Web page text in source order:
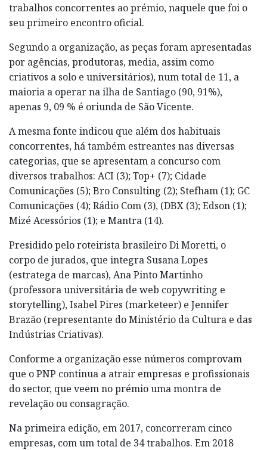
trabalhos concorrentes ao prémio, naquele que foi o
seu primeiro encontro oficial.
Segundo a organização, as peças foram apresentadas
por agências, produtoras, media, assim como
criativos a solo e universitários), num total de 11, a
maioria a operar na ilha de Santiago (90, 91%),
apenas 9, 09 % é oriunda de São Vicente.
A mesma fonte indicou que além dos habituais
concorrentes, há também estreantes nas diversas
categorias, que se apresentam a concurso com
diversos trabalhos: ACI (3); Top+ (7); Cidade
Comunicações (5); Bro Consulting (2); Stefham (1); GC
Comunicações (4); Rádio Com (3), (DBX (3); Edson (1);
Mizé Acessórios (1); e Mantra (14).
Presidido pelo roteirista brasileiro Di Moretti, o
corpo de jurados, que integra Susana Lopes
(estratega de marcas), Ana Pinto Martinho
(professora universitária de web copywriting e
storytelling), Isabel Pires (marketeer) e Jennifer
Brazão (representante do Ministério da Cultura e das
Indústrias Criativas).
Conforme a organização esse números comprovam
que o PNP continua a atrair empresas e profissionais
do sector, que veem no prémio uma montra de
revelação ou consagração.
Na primeira edição, em 2017, concorreram cinco
empresas, com um total de 34 trabalhos. Em 2018